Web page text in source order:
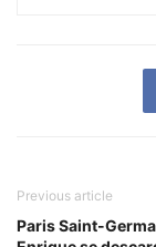
Previous article
Paris Saint-